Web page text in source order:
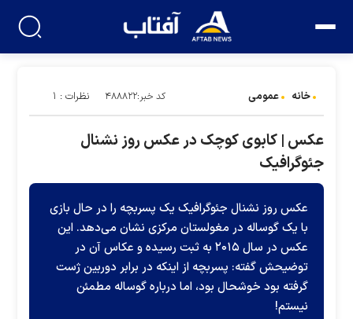
خانه عمومی کد خبر:۴۸۸۸۲۲ نظرات : ۱
عکس | کابوی کوچک در عکس روز نشنال
جئوگرافیک
عکس روز نشنال جئوگرافیک یک پسربچه را در حال بازی
با یک گوساله در مغولستان مرکزی نشان می‌دهد. این
عکس در سال ۲۰۱۵ به ثبت رسیده و عکاس آن در
توضیحش گفته: پسربچه از اینکه در برابر دوربین ژست
گرفته بود خوشحال بود، اما درباره گوساله مطمئن
نیستم!